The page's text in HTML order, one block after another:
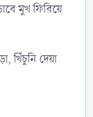
মুখ ফিরিয়ে
খিঁচুনি দেয়া